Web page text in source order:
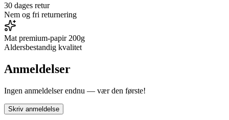
30 dages retur
Nem og fri returnering
Mat premium-papir 200g
Aldersbestandig kvalitet
Anmeldelser
Ingen anmeldelser endnu — vær den første!
Skriv anmeldelse